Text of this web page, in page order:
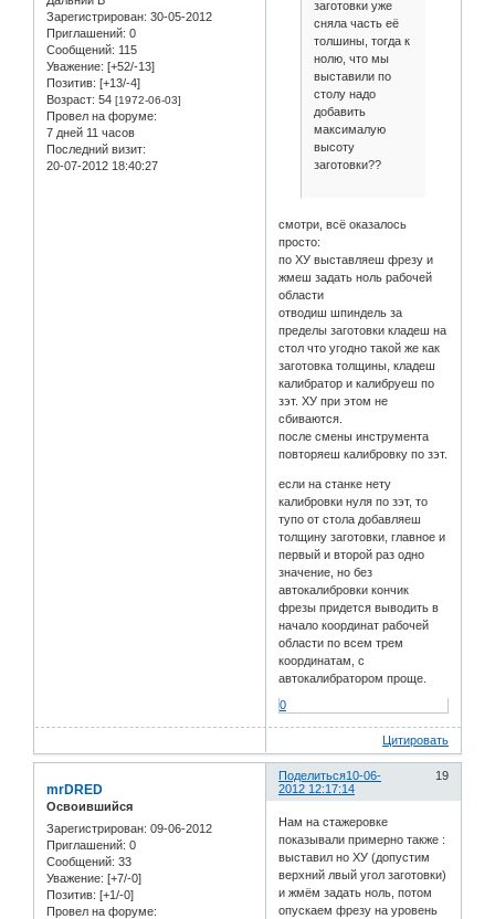
Зарегистрирован: 30-05-2012
Приглашений: 0
Сообщений: 115
Уважение: [+52/-13]
Позитив: [+13/-4]
Возраст: 54 [1972-06-03]
Провел на форуме:
7 дней 11 часов
Последний визит:
20-07-2012 18:40:27
заготовки уже
сняла часть её
толшины, тогда к
нолю, что мы
выставили по
столу надо
добавить
максималую
высоту
заготовки??
смотри, всё оказалось
просто:
по ХУ выставляеш фрезу и
жмеш задать ноль рабочей
области
отводиш шпиндель за
пределы заготовки кладеш на
стол что угодно такой же как
заготовка толщины, кладеш
калибратор и калибруеш по
зэт. ХУ при этом не
сбиваются.
после смены инструмента
повторяеш калибровку по зэт.
если на станке нету
калибровки нуля по зэт, то
тупо от стола добавляеш
толщину заготовки, главное и
первый и второй раз одно
значение, но без
автокалибровки кончик
фрезы придется выводить в
начало координат рабочей
области по всем трем
координатам, с
автокалибратором проще.
0
Цитировать
Поделиться 19
10-06-
2012 12:17:14
mrDRED
Освоившийся
Зарегистрирован: 09-06-2012
Приглашений: 0
Сообщений: 33
Уважение: [+7/-0]
Позитив: [+1/-0]
Провел на форуме:
Нам на стажеровке
показывали примерно также :
выставил но ХУ (допустим
верхний лвый угол заготовки)
и жмём задать ноль, потом
опускаем фрезу на уровень